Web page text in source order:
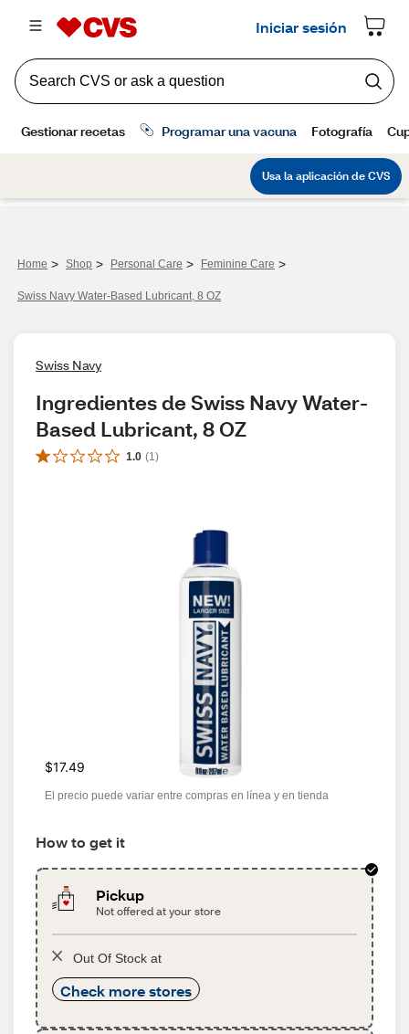
Home > Shop > Personal Care > Feminine Care >
Swiss Navy Water-Based Lubricant, 8 OZ
Swiss Navy
Ingredientes de Swiss Navy Water-
Based Lubricant, 8 OZ
1.0 (1 )
$17.49
El precio puede variar entre compras en línea y en tienda
How to get it
Pickup
Not offered at your store
Out Of Stock at
Check more stores